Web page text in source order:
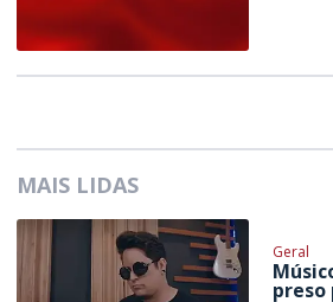
MAIS LIDAS
Geral
preso